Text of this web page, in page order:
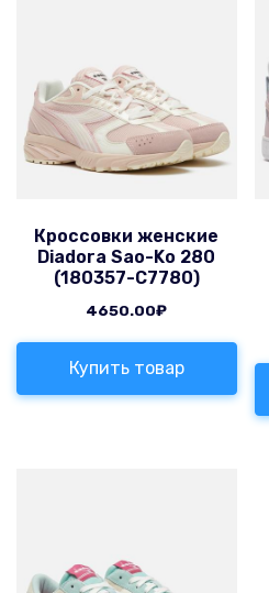
Кроссовки женские
Diadora Sao-Ko 280
(180357-C7780)
4650.00₽
Купить товар